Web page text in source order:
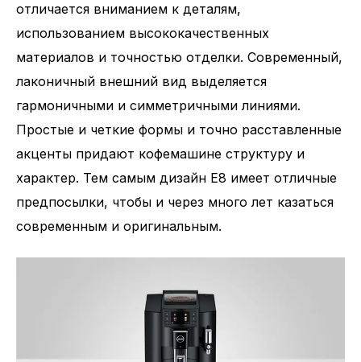
отличается вниманием к деталям,
использованием высококачественных
материалов и точностью отделки. Современный,
лаконичный внешний вид выделяется
гармоничными и симметричными линиями.
Простые и четкие формы и точно расставленные
акценты придают кофемашине структуру и
характер. Тем самым дизайн E8 имеет отличные
предпосылки, чтобы и через много лет казаться
современным и оригинальным.